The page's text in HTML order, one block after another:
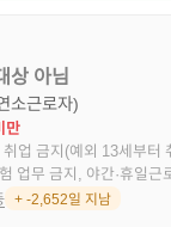
상 아님
소근로자)
만
업 금지(예외 13세부터
업무 금지, 야간·휴일근
+ -2,652일 지남